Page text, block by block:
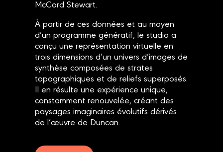
McCord Stewart.
À partir de ces données et au moyen
d’un programme génératif, le studio a
conçu une représentation virtuelle en
trois dimensions d’un univers d’images de
synthèse composées de strates
topographiques et de reliefs superposés.
Il en résulte une expérience unique,
constamment renouvelée, créant des
paysages imaginaires évolutifs dérivés
de l’œuvre de Duncan.